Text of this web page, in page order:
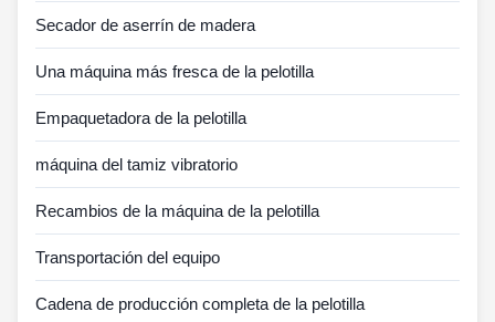
Secador de aserrín de madera
Una máquina más fresca de la pelotilla
Empaquetadora de la pelotilla
máquina del tamiz vibratorio
Recambios de la máquina de la pelotilla
Transportación del equipo
Cadena de producción completa de la pelotilla